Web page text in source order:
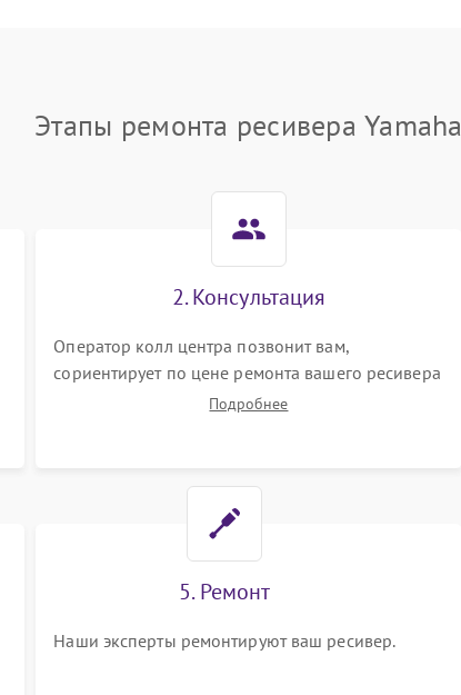
Не работает выход на телевизор
Этапы ремонта ресивера Yamaha
2. Консультация
Оператор колл центра позвонит вам,
сориентирует по цене ремонта вашего ресивера
а также ответит на все ваши вопросы.
Подробнее
5. Ремонт
Наши эксперты ремонтируют ваш ресивер.